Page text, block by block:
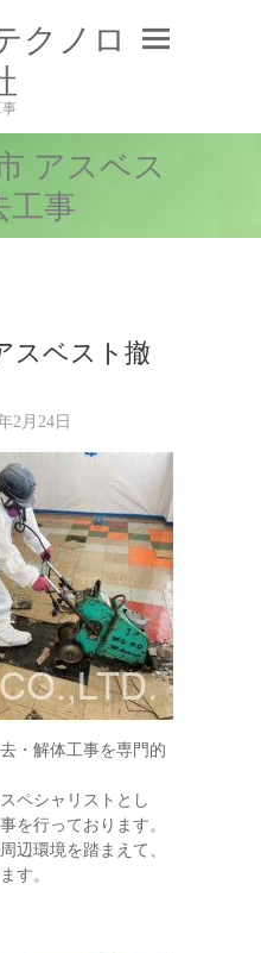
クノロ
アスベス
工事
スベスト撤
2月24日
・解体工事を専門的
ペシャリストとし
を行っております。
辺環境を踏まえて、
す。